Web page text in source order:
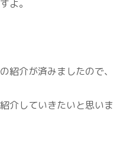
よ。
紹介が済みましたので、
介していきたいと思いま